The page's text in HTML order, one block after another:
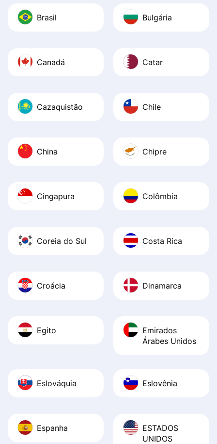
Brasil Bulgária
Canadá Catar
Cazaquistão Chile
China Chipre
Cingapura Colômbia
Coreia do Sul Costa Rica
Croácia Dinamarca
Egito
Emirados
Árabes Unidos
Eslováquia Eslovênia
Espanha
ESTADOS
UNIDOS